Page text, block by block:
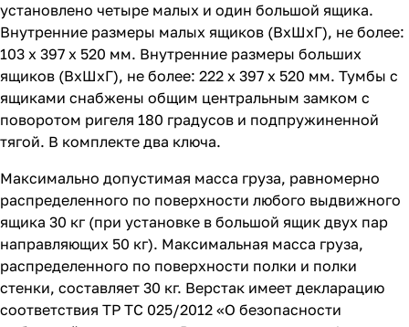
установлено четыре малых и один большой ящика.
Внутренние размеры малых ящиков (ВхШхГ), не более:
103 х 397 х 520 мм. Внутренние размеры больших
ящиков (ВхШхГ), не более: 222 х 397 х 520 мм. Тумбы с
ящиками снабжены общим центральным замком с
поворотом ригеля 180 градусов и подпружиненной
тягой. В комплекте два ключа.
Максимально допустимая масса груза, равномерно
распределенного по поверхности любого выдвижного
ящика 30 кг (при установке в большой ящик двух пар
направляющих 50 кг). Максимальная масса груза,
распределенного по поверхности полки и полки
стенки, составляет 30 кг. Верстак имеет декларацию
соответствия ТР ТС 025/2012 «О безопасности